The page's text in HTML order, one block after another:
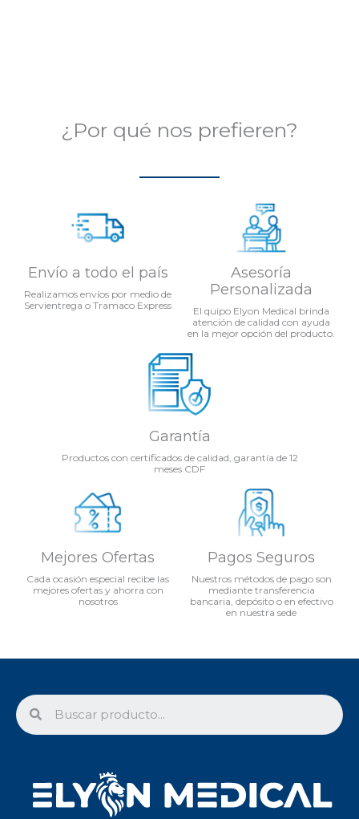
¿Por qué nos prefieren?
Envío a todo el país
Realizamos envíos por medio de
Servientrega o Tramaco Express
Asesoría
Personalizada
El quipo Elyon Medical brinda
atención de calidad con ayuda
en la mejor opción del producto.
Garantía
Productos con certificados de calidad, garantía de 12
meses CDF
Mejores Ofertas
Cada ocasión especial recibe las
mejores ofertas y ahorra con
nosotros
Pagos Seguros
Nuestros métodos de pago son
mediante transferencia
bancaria, depósito o en efectivo
en nuestra sede